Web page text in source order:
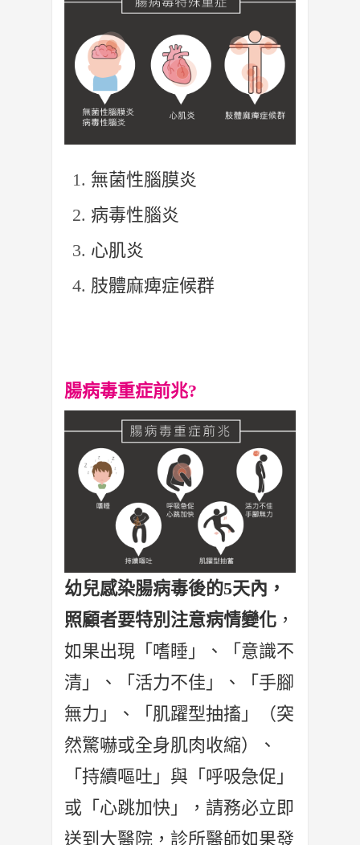
無菌性腦膜炎
病毒性腦炎
心肌炎
肢體麻痺症候群
腸病毒重症前兆?
幼兒感染腸病毒後的5天內，
照顧者要特別注意病情變化 ，
如果出現「嗜睡」、「意識不
清」、「活力不佳」、「手腳
無力」、「肌躍型抽搐」（突
然驚嚇或全身肌肉收縮）、
「持續嘔吐」與「呼吸急促」
或「心跳加快」，請務必立即
送到大醫院，診所醫師如果發